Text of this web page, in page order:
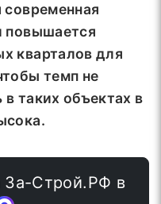
повышается
кварталов для
темп не
таких объектах в
За-Строй.РФ в